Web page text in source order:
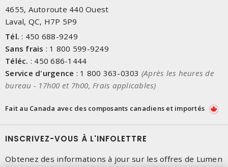
4655, Autoroute 440 Ouest
Laval, QC, H7P 5P9
Tél. : 450 688-9249
Sans frais : 1 800 599-9249
Téléc. : 450 686-1444
Service d'urgence : 1 800 363-0303 (Après les heures de
bureau - 17h00 et 7h00, Frais applicables)
Fait au Canada avec des composants canadiens et importés
INSCRIVEZ-VOUS À L'INFOLETTRE
Obtenez des informations à jour sur les offres de Lumen